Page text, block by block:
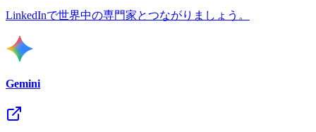
LinkedInで世界中の専門家とつながりましょう。
Gemini